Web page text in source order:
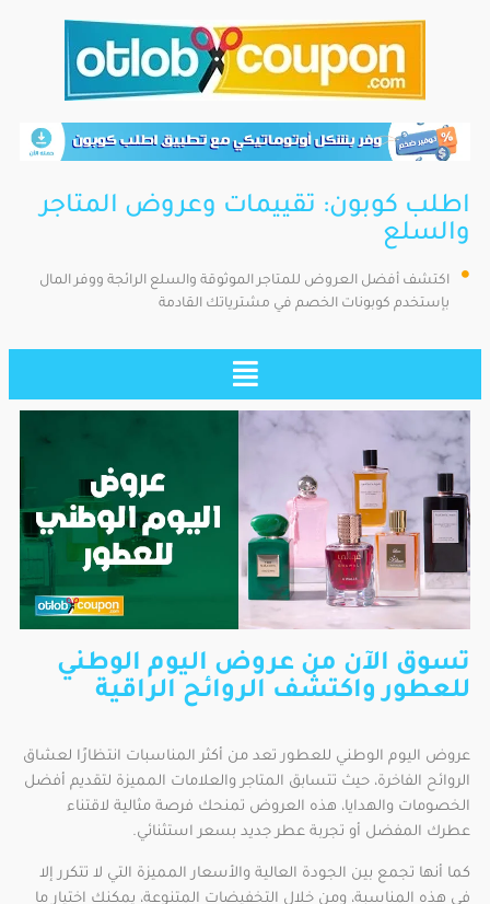
اطلب كوبون: تقييمات وعروض المتاجر
والسلع
اكتشف أفضل العروض للمتاجر الموثوقة والسلع الرائجة ووفر المال
بإستخدم كوبونات الخصم في مشترياتك القادمة
تسوق الآن من عروض اليوم الوطني
للعطور واكتشف الروائح الراقية
عروض اليوم الوطني للعطور تعد من أكثر المناسبات انتظارًا لعشاق
الروائح الفاخرة، حيث تتسابق المتاجر والعلامات المميزة لتقديم أفضل
الخصومات والهدايا، هذه العروض تمنحك فرصة مثالية لاقتناء
عطرك المفضل أو تجربة عطر جديد بسعر استثنائي.
كما أنها تجمع بين الجودة العالية والأسعار المميزة التي لا تتكرر إلا
في هذه المناسبة، ومن خلال التخفيضات المتنوعة، يمكنك اختيار ما